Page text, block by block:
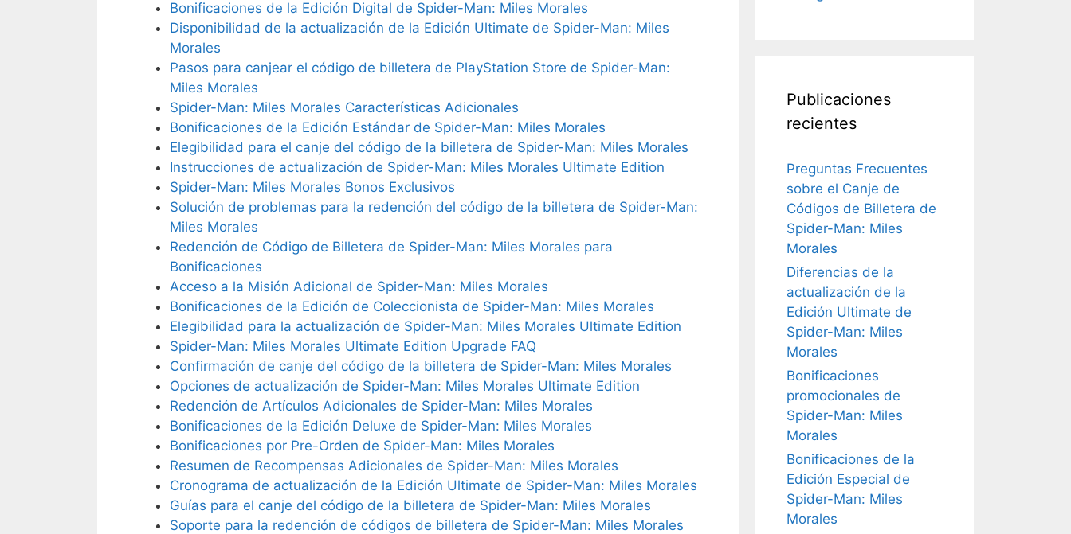
Bonificaciones de la Edición Digital de Spider-Man: Miles Morales
Disponibilidad de la actualización de la Edición Ultimate de Spider-Man: Miles
Morales
Pasos para canjear el código de billetera de PlayStation Store de Spider-Man:
Miles Morales
Spider-Man: Miles Morales Características Adicionales
Bonificaciones de la Edición Estándar de Spider-Man: Miles Morales
Elegibilidad para el canje del código de la billetera de Spider-Man: Miles Morales
Instrucciones de actualización de Spider-Man: Miles Morales Ultimate Edition
Spider-Man: Miles Morales Bonos Exclusivos
Solución de problemas para la redención del código de la billetera de Spider-Man:
Miles Morales
Redención de Código de Billetera de Spider-Man: Miles Morales para
Bonificaciones
Acceso a la Misión Adicional de Spider-Man: Miles Morales
Bonificaciones de la Edición de Coleccionista de Spider-Man: Miles Morales
Elegibilidad para la actualización de Spider-Man: Miles Morales Ultimate Edition
Spider-Man: Miles Morales Ultimate Edition Upgrade FAQ
Confirmación de canje del código de la billetera de Spider-Man: Miles Morales
Opciones de actualización de Spider-Man: Miles Morales Ultimate Edition
Redención de Artículos Adicionales de Spider-Man: Miles Morales
Bonificaciones de la Edición Deluxe de Spider-Man: Miles Morales
Bonificaciones por Pre-Orden de Spider-Man: Miles Morales
Resumen de Recompensas Adicionales de Spider-Man: Miles Morales
Cronograma de actualización de la Edición Ultimate de Spider-Man: Miles Morales
Guías para el canje del código de la billetera de Spider-Man: Miles Morales
Soporte para la redención de códigos de billetera de Spider-Man: Miles Morales
Publicaciones
recientes
Preguntas Frecuentes
sobre el Canje de
Códigos de Billetera de
Spider-Man: Miles
Morales
Diferencias de la
actualización de la
Edición Ultimate de
Spider-Man: Miles
Morales
Bonificaciones
promocionales de
Spider-Man: Miles
Morales
Bonificaciones de la
Edición Especial de
Spider-Man: Miles
Morales